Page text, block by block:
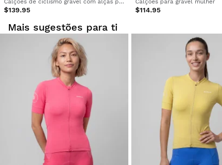
Calções de ciclismo gravel com alças para mulher
$139.95
Calções para gravel mulher
$114.95
Mais sugestões para ti